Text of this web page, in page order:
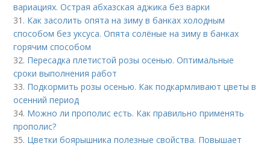
вариациях. Острая абхазская аджика без варки
31. Как засолить опята на зиму в банках холодным
способом без уксуса. Опята солёные на зиму в банках
горячим способом
32. Пересадка плетистой розы осенью. Оптимальные
сроки выполнения работ
33. Подкормить розы осенью. Как подкармливают цветы в
осенний период
34. Можно ли прополис есть. Как правильно применять
прополис?
35. Цветки боярышника полезные свойства. Повышает